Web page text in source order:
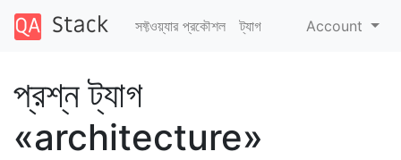
সফ্টওয়্যার প্রকৌশল ট্যাগ Account
প্রশ্ন ট্যাগ
«architecture»